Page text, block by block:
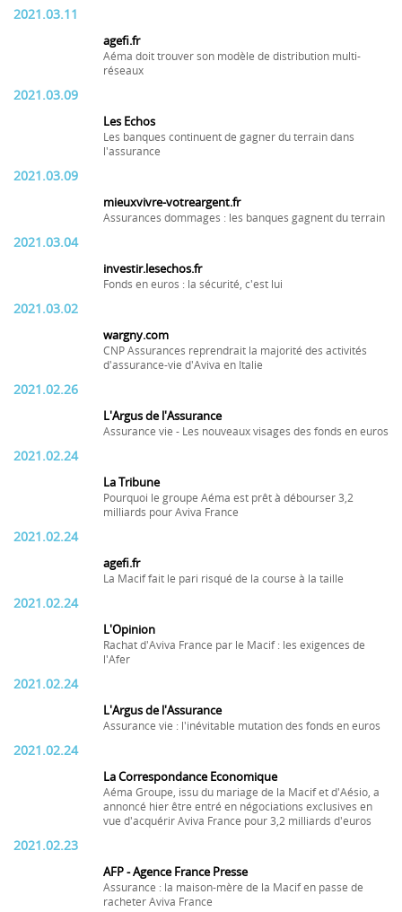
2021.03.11
agefi.fr
Aéma doit trouver son modèle de distribution multi-
réseaux
2021.03.09
Les Echos
Les banques continuent de gagner du terrain dans
l'assurance
2021.03.09
mieuxvivre-votreargent.fr
Assurances dommages : les banques gagnent du terrain
2021.03.04
investir.lesechos.fr
Fonds en euros : la sécurité, c'est lui
2021.03.02
wargny.com
CNP Assurances reprendrait la majorité des activités
d'assurance-vie d'Aviva en Italie
2021.02.26
L'Argus de l'Assurance
Assurance vie - Les nouveaux visages des fonds en euros
2021.02.24
La Tribune
Pourquoi le groupe Aéma est prêt à débourser 3,2
milliards pour Aviva France
2021.02.24
agefi.fr
La Macif fait le pari risqué de la course à la taille
2021.02.24
L'Opinion
Rachat d'Aviva France par le Macif : les exigences de
l'Afer
2021.02.24
L'Argus de l'Assurance
Assurance vie : l'inévitable mutation des fonds en euros
2021.02.24
La Correspondance Economique
Aéma Groupe, issu du mariage de la Macif et d'Aésio, a
annoncé hier être entré en négociations exclusives en
vue d'acquérir Aviva France pour 3,2 milliards d'euros
2021.02.23
AFP - Agence France Presse
Assurance : la maison-mère de la Macif en passe de
racheter Aviva France